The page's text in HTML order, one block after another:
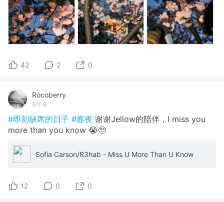
42 2 0
Rocoberry
6年前
#即刻缺席的日子 #春夜 谢谢Jellow的陪伴，I miss you
more than you know 😭🥺
Sofia Carson/R3hab - Miss U More Than U Know
12 0 0